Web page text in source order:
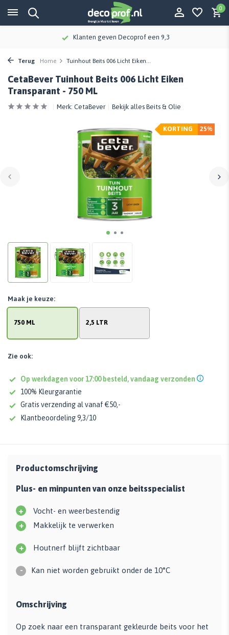
0
Klanten geven Decoprof een 9,3
Terug Home Tuinhout Beits 006 Licht Eiken...
CetaBever Tuinhout Beits 006 Licht Eiken
Transparant - 750 ML
Merk: CetaBever Bekijk alles Beits & Olie
25%
KORTING
750 ML 2,5 LTR
Maak je keuze:
Zie ook:
Op werkdagen voor 17:00 besteld, vandaag verzonden
100% Kleurgarantie
Gratis verzending al vanaf €50,-
Klantbeoordeling 9,3/10
Productomschrijving
Plus- en minpunten van onze beitsspecialist
+ Vocht- en weerbestendig
+ Makkelijk te verwerken
+ Houtnerf blijft zichtbaar
- Kan niet worden gebruikt onder de 10°C
Omschrijving
Op zoek naar een transparant gekleurde beits voor het